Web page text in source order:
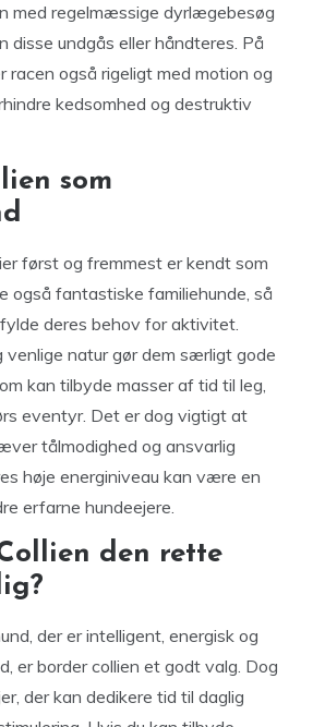
med regelmæssige dyrlægebesøg
disse undgås eller håndteres. På
racen også rigeligt med motion og
kedsomhed og destruktiv
som
først og fremmest er kendt som
også fantastiske familiehunde, så
deres behov for aktivitet.
venlige natur gør dem særligt gode
kan tilbyde masser af tid til leg,
eventyr. Det er dog vigtigt at
tålmodighed og ansvarlig
høje energiniveau kan være en
erfarne hundeejere.
den rette
der er intelligent, energisk og
er border collien et godt valg. Dog
der kan dedikere tid til daglig